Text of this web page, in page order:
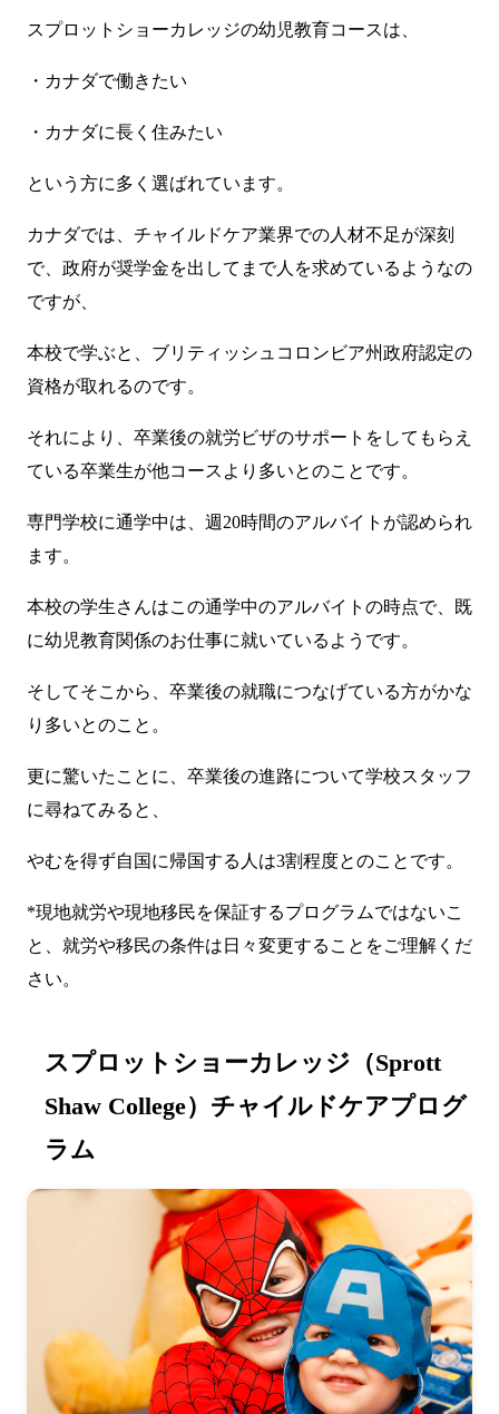
スプロットショーカレッジの幼児教育コースは、
・カナダで働きたい
・カナダに長く住みたい
という方に多く選ばれています。
カナダでは、チャイルドケア業界での人材不足が深刻
で、政府が奨学金を出してまで人を求めているようなの
ですが、
本校で学ぶと、ブリティッシュコロンビア州政府認定の
資格が取れるのです。
それにより、卒業後の就労ビザのサポートをしてもらえ
ている卒業生が他コースより多いとのことです。
専門学校に通学中は、週20時間のアルバイトが認められ
ます。
本校の学生さんはこの通学中のアルバイトの時点で、既
に幼児教育関係のお仕事に就いているようです。
そしてそこから、卒業後の就職につなげている方がかな
り多いとのこと。
更に驚いたことに、卒業後の進路について学校スタッフ
に尋ねてみると、
やむを得ず自国に帰国する人は3割程度とのことです。
*現地就労や現地移民を保証するプログラムではないこ
と、就労や移民の条件は日々変更することをご理解くだ
さい。
スプロットショーカレッジ（Sprott
Shaw College）チャイルドケアプログ
ラム